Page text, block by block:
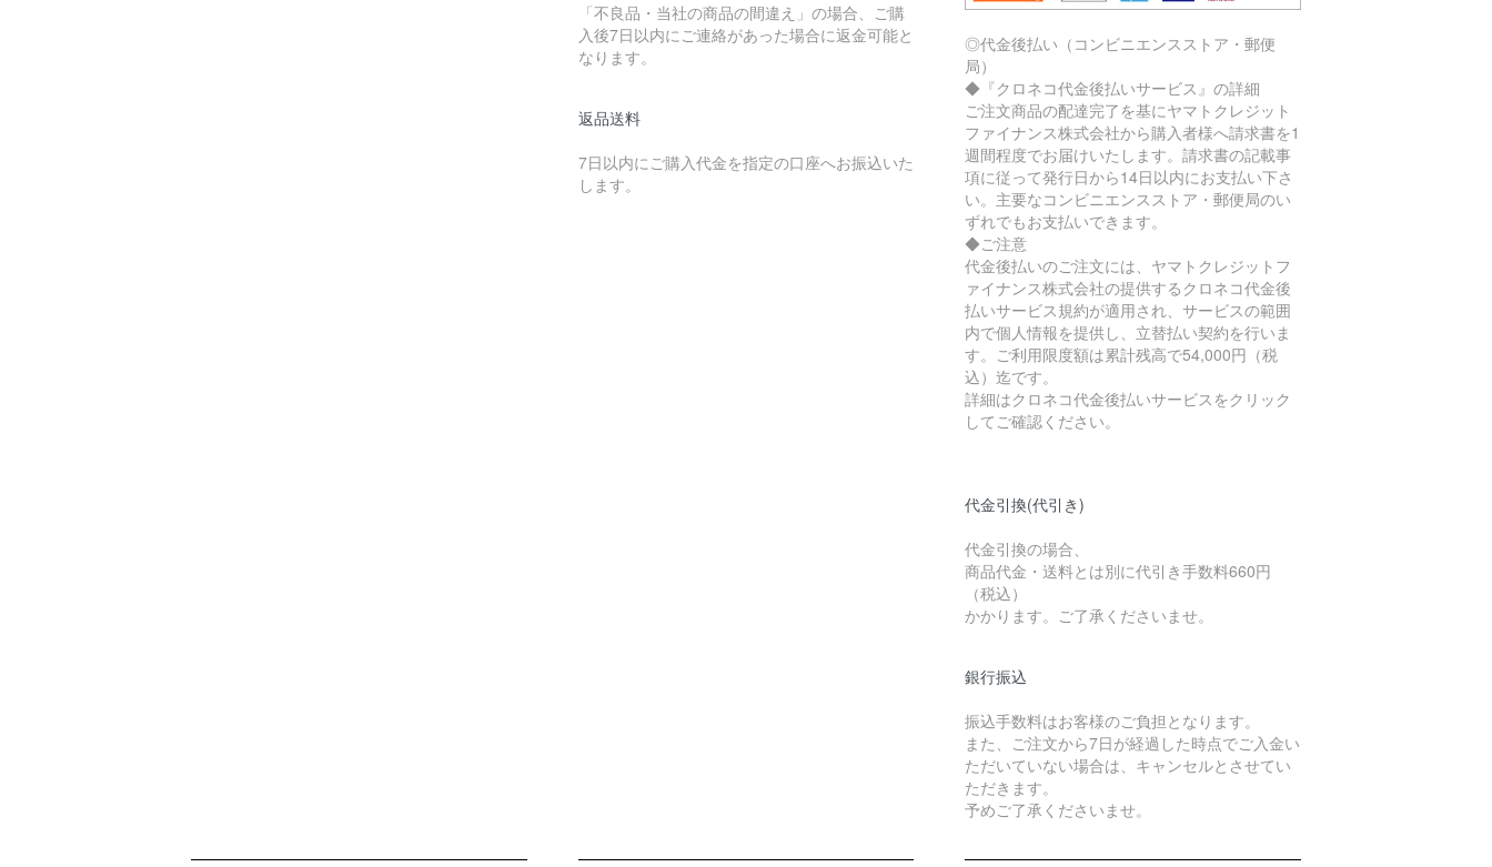
「不良品・当社の商品の間違え」の場合、ご購
入後7日以内にご連絡があった場合に返金可能と
なります。
返品送料
7日以内にご購入代金を指定の口座へお振込いた
します。
◎代金後払い（コンビニエンスストア・郵便
局）
◆『クロネコ代金後払いサービス』の詳細
ご注文商品の配達完了を基にヤマトクレジット
ファイナンス株式会社から購入者様へ請求書を1
週間程度でお届けいたします。請求書の記載事
項に従って発行日から14日以内にお支払い下さ
い。主要なコンビニエンスストア・郵便局のい
ずれでもお支払いできます。
◆ご注意
代金後払いのご注文には、ヤマトクレジットフ
ァイナンス株式会社の提供するクロネコ代金後
払いサービス規約が適用され、サービスの範囲
内で個人情報を提供し、立替払い契約を行いま
す。ご利用限度額は累計残高で54,000円（税
込）迄です。
詳細はクロネコ代金後払いサービスをクリック
してご確認ください。
代金引換(代引き)
代金引換の場合、
商品代金・送料とは別に代引き手数料660円
（税込）
かかります。ご了承くださいませ。
銀行振込
振込手数料はお客様のご負担となります。
また、ご注文から7日が経過した時点でご入金い
ただいていない場合は、キャンセルとさせてい
ただきます。
予めご了承くださいませ。